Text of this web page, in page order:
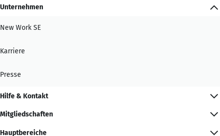
Unternehmen
New Work SE
Karriere
Presse
Hilfe & Kontakt
Mitgliedschaften
Hauptbereiche